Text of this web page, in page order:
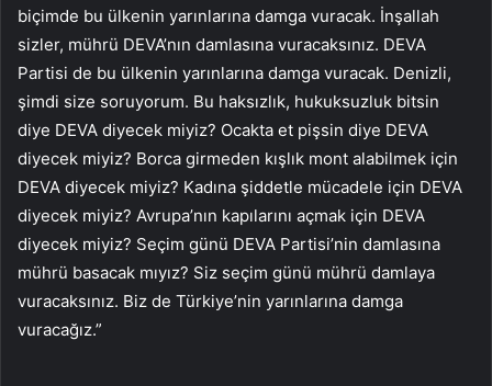
biçimde bu ülkenin yarınlarına damga vuracak. İnşallah
sizler, mührü DEVA’nın damlasına vuracaksınız. DEVA
Partisi de bu ülkenin yarınlarına damga vuracak. Denizli,
şimdi size soruyorum. Bu haksızlık, hukuksuzluk bitsin
diye DEVA diyecek miyiz? Ocakta et pişsin diye DEVA
diyecek miyiz? Borca girmeden kışlık mont alabilmek için
DEVA diyecek miyiz? Kadına şiddetle mücadele için DEVA
diyecek miyiz? Avrupa’nın kapılarını açmak için DEVA
diyecek miyiz? Seçim günü DEVA Partisi’nin damlasına
mührü basacak mıyız? Siz seçim günü mührü damlaya
vuracaksınız. Biz de Türkiye’nin yarınlarına damga
vuracağız.”